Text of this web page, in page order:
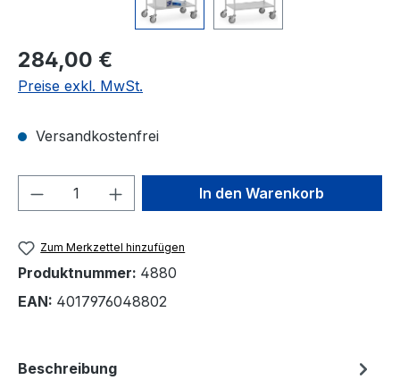
Regulärer Preis:
284,00 €
Preise exkl. MwSt.
Versandkostenfrei
Produkt Anzahl: Gib denIn den Warenkorb
Zum Merkzettel hinzufügen
Produktnummer: 4880
EAN: 4017976048802
Beschreibung